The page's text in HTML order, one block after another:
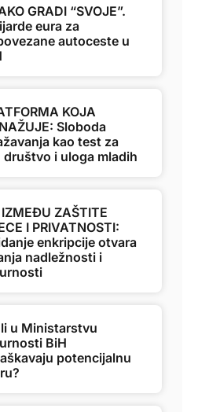
GRADI “SVOJE”.
eura za
autoceste u
KOJA
Sloboda
kao test za
društvo i uloga mladih
IZMEĐU ZAŠTITE
I PRIVATNOSTI:
enkripcije otvara
nadležnosti i
li u Ministarstvu
BiH
potencijalnu